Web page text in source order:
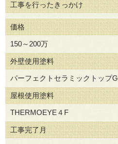
工事を行ったきっかけ
価格
150～200万
外壁使用塗料
パーフェクトセラミックトップG
屋根使用塗料
THERMOEYE４F
工事完了月